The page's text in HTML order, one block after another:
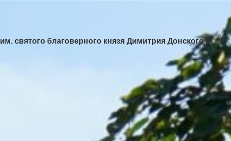
им. святого благоверного князя Димитрия Донского и